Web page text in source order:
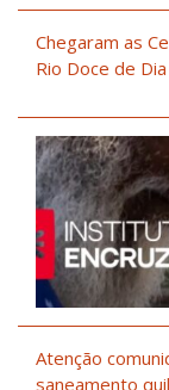
Chegaram as
Rio Doce de
Atenção
saneamento